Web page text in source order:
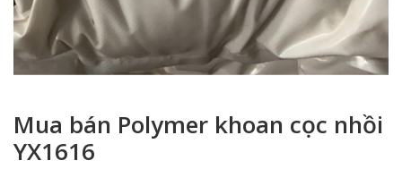
Mua bán Polymer khoan cọc nhồi
YX1616